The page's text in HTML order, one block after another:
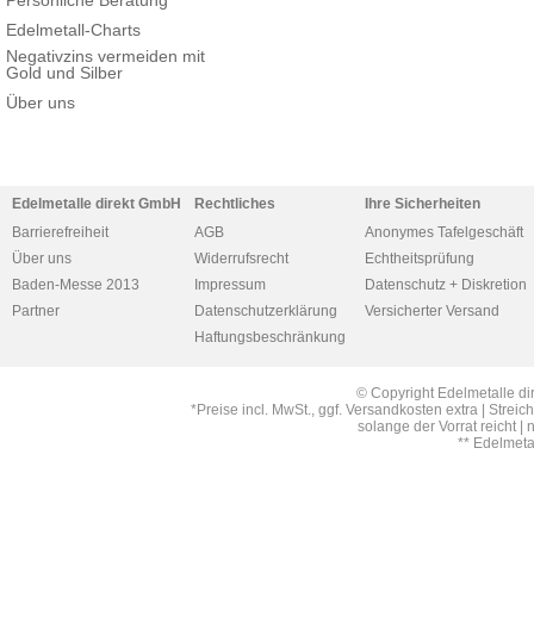
Edelmetall-Charts
Negativzins vermeiden mit
Gold und Silber
Über uns
Edelmetalle direkt GmbH
Barrierefreiheit
Über uns
Baden-Messe 2013
Partner
Rechtliches
AGB
Widerrufsrecht
Impressum
Datenschutzerklärung
Haftungsbeschränkung
Ihre Sicherheiten
Anonymes Tafelgeschäft
Echtheitsprüfung
Datenschutz + Diskretion
Versicherter Versand
© Copyright Edelmetalle
*Preise incl. MwSt., ggf. Versandkosten extra |
solange der Vorrat reicht |
**